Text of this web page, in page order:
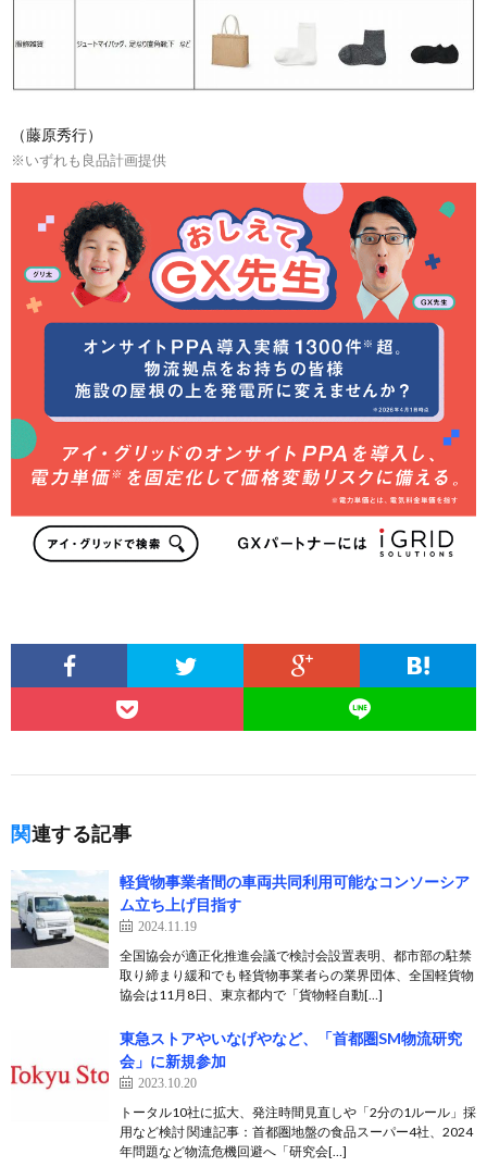
（藤原秀行）
※いずれも良品計画提供
関連する記事
軽貨物事業者間の車両共同利用可能なコンソーシア
ム立ち上げ目指す
2024.11.19
全国協会が適正化推進会議で検討会設置表明、都市部の駐禁
取り締まり緩和でも 軽貨物事業者らの業界団体、全国軽貨物
協会は11月8日、東京都内で「貨物軽自動[…]
東急ストアやいなげやなど、「首都圏SM物流研究
会」に新規参加
2023.10.20
トータル10社に拡大、発注時間見直しや「2分の1ルール」採
用など検討 関連記事：首都圏地盤の食品スーパー4社、2024
年問題など物流危機回避へ「研究会[…]